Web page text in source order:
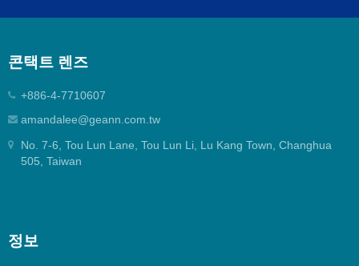
콘택트 렌즈
+886-4-7710607
amandalee@geann.com.tw
No. 7-6, Tou Lun Lane, Tou Lun Li, Lu Kang Town, Changhua
505, Taiwan
정보